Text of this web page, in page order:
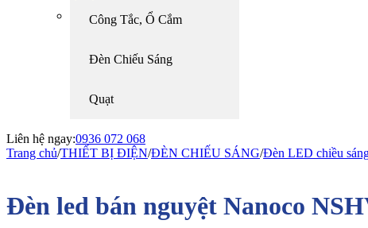
Công Tắc, Ổ Cắm
Đèn Chiếu Sáng
Quạt
Liên hệ ngay:0936 072 068
Trang chủ/THIẾT BỊ ĐIỆN/ĐÈN CHIẾU SÁNG/Đèn LED chiều
Đèn led bán nguyệt Nanoco